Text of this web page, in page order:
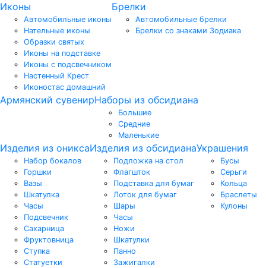
Иконы
Автомобильные иконы
Нательные иконы
Образки святых
Иконы на подставке
Иконы с подсвечником
Настенный Крест
Иконостас домашний
Брелки
Автомобильные брелки
Брелки со знаками Зодиака
Армянский сувенирНаборы из обсидиана
Большие
Средние
Маленькие
Изделия из оникса
Набор бокалов
Горшки
Вазы
Шкатулка
Часы
Подсвечник
Сахарница
Фруктовница
Ступка
Статуетки
Изделия из обсидиана
Подложка на стол
Флагшток
Подставка для бумаг
Лоток для бумаг
Шары
Часы
Ножи
Шкатулки
Панно
Зажигалки
Украшения
Бусы
Серьги
Кольца
Браслеты
Кулоны